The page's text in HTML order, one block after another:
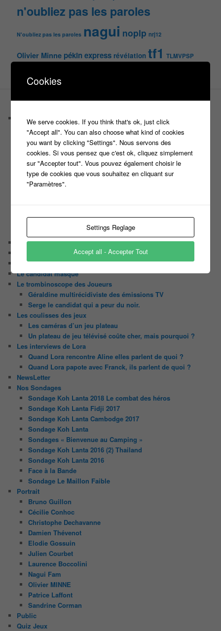
n'oubliez pas les paroles
N'oubliez pas les paroles nagui noplp nrj12
Olivier Minne pékin express révélation tf1 TLMVPSP
Castings
C’est quoi un casteur ?
C’est quoi un directeur de casting ?
Harry
Motus
Slam
C’est quoi un casting ?
Tout le monde veut prendre sa place
Chaine Youtube
Il était une fois ….
Le candidat masqué
Le trombinoscope des Joueurs
Géraldine multirécidiviste des émissions TV
Serge le candidat qui a peur du noir.
Les coulisses des jeux
Les caméras d’un jeu plateau
Un plateau de jeu télévisé coûte cher, mais pourquoi ?
Les interviews de Lora
Quand Lora rencontre Aline elles parlent de quoi ?
Quand Lora papote avec Franck, ils parlent de quoi ?
NewsLetter
Nos Sondages
Sondage Koh Lanta 2018 Le combat des héros
Sondage Koh Lanta Fidji 2017
Sondage Koh Lanta Cambodge 2017
Sondage Koh Lanta
Sondages « Bienvenue au Camping »
Sondage Koh Lanta 2016 (2) Thailand
Sondage Koh Lanta 2016
Face à la Bande
Sondage Le Maillon Faible
Portrait
Bruno Guillon
Cécilie Conhoc
Christophe Dechavanne
Damien Thévenot
Elodie Gossuin
Julien Courbet
Laurence Boccolini
Nagui Fam
Olivier MINNE
Patrice Laffont
Sandrine Corman
Public
Quiz Jeux
Cookies
We serve cookies. If you think that's ok, just click
"Accept all". You can also choose what kind of cookies
you want by clicking "Settings". Nous servons des
cookies. Si vous pensez que c'est ok, cliquez simplement
sur "Accepter tout". Vous pouvez également choisir le
type de cookies que vous souhaitez en cliquant sur
"Paramètres".
Settings Reglage
Accept all - Accepter Tout